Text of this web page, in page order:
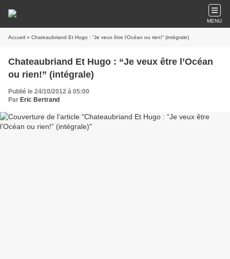
MENU
Accueil » Chateaubriand Et Hugo : “Je veux être l’Océan ou rien!” (intégrale)
Chateaubriand Et Hugo : “Je veux être l’Océan
ou rien!” (intégrale)
Publié le 24/10/2012 à 05:00
Par Eric Bertrand